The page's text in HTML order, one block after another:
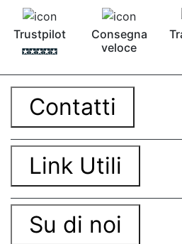
Trustpilot
Consegna
veloce
Contatti
Link Utili
Su di noi